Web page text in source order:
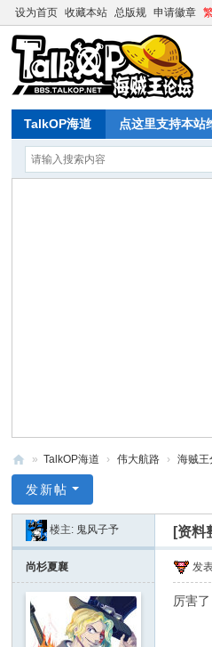
设为首页 收藏本站 总版规 申请徽章
TalkOP海道 点这里支持本站
lk
» TalkOP海道 › 伟大航路 › 海贼王
发新帖
楼主: 鬼风子予 [资料
尚杉夏襄 发
厉害